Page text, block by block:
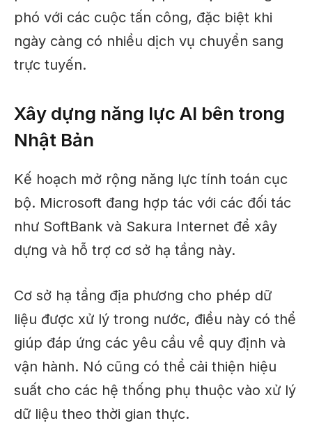
phó với các cuộc tấn công, đặc biệt khi
ngày càng có nhiều dịch vụ chuyển sang
trực tuyến.
Xây dựng năng lực AI bên trong
Nhật Bản
Kế hoạch mở rộng năng lực tính toán cục
bộ. Microsoft đang hợp tác với các đối tác
như SoftBank và Sakura Internet để xây
dựng và hỗ trợ cơ sở hạ tầng này.
Cơ sở hạ tầng địa phương cho phép dữ
liệu được xử lý trong nước, điều này có thể
giúp đáp ứng các yêu cầu về quy định và
vận hành. Nó cũng có thể cải thiện hiệu
suất cho các hệ thống phụ thuộc vào xử lý
dữ liệu theo thời gian thực.